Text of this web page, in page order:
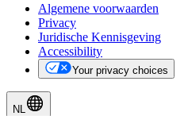
Algemene voorwaarden
Privacy
Juridische Kennisgeving
Accessibility
Your privacy choices
NL